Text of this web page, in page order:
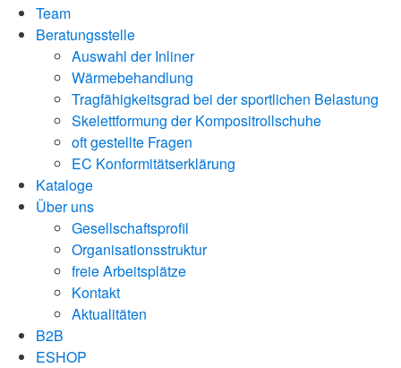
Team
Beratungsstelle
Auswahl der Inliner
Wärmebehandlung
Tragfähigkeitsgrad bei der sportlichen Belastung
Skelettformung der Kompositrollschuhe
oft gestellte Fragen
EC Konformitätserklärung
Kataloge
Über uns
Gesellschaftsprofil
Organisationsstruktur
freie Arbeitsplätze
Kontakt
Aktualitäten
B2B
ESHOP